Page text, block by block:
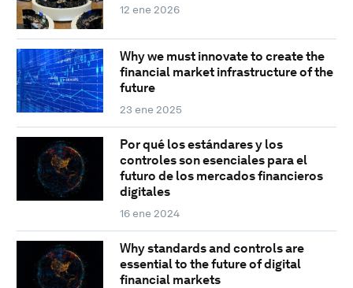
12 ene 2026
Why we must innovate to create the
financial market infrastructure of the
future
23 ene 2025
Por qué los estándares y los
controles son esenciales para el
futuro de los mercados financieros
digitales
16 ene 2024
Why standards and controls are
essential to the future of digital
financial markets